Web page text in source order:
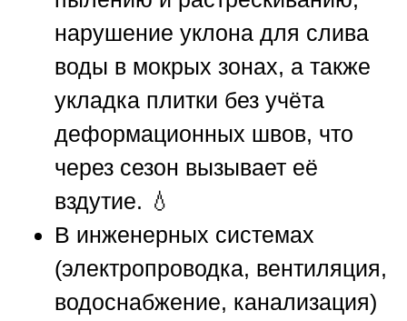
нарушение уклона для слива
воды в мокрых зонах, а также
укладка плитки без учёта
деформационных швов, что
через сезон вызывает её
вздутие. 💧
В инженерных системах
(электропроводка, вентиляция,
водоснабжение, канализация)